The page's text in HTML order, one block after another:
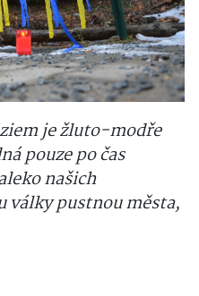
je žluto-modře
pouze po čas
našich
války pustnou města,